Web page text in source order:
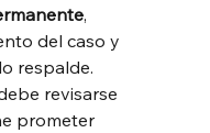
,
del caso y
respalde.
revisarse
prometer